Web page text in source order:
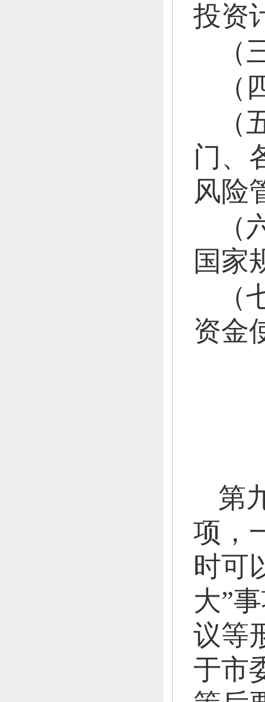
投资
门、
风险
国家
资金
第
项，
时可
大”
议等
于市